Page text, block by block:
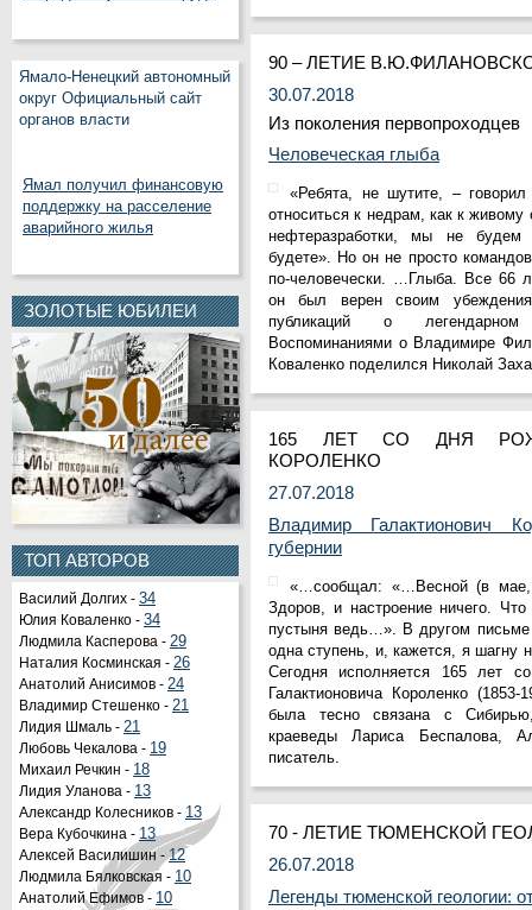
Ямало-Ненецкий автономный
округ Официальный сайт
органов власти
Ямал получил финансовую
поддержку на расселение
аварийного жилья
ЗОЛОТЫЕ ЮБИЛЕИ
ТОП АВТОРОВ
Василий Долгих - 34
Юлия Коваленко - 34
Людмила Касперова - 29
Наталия Косминская - 26
Анатолий Анисимов - 24
Владимир Стешенко - 21
Лидия Шмаль - 21
Любовь Чекалова - 19
Михаил Речкин - 18
Лидия Уланова - 13
Александр Колесников - 13
Вера Кубочкина - 13
Алексей Василишин -12
Людмила Бялковская - 10
Анатолий Ефимов - 10
90 – ЛЕТИЕ
30.07.2018
Из поколения первопроходцев
Человеческая глыба
«Ребята, не шутите, –
относиться к недрам, как к живому
нефтеразработки, мы не
будете». Но он не просто
по-человечески. …Глыба. Все 66
он был верен своим
публикаций о
Воспоминаниями о Владимире
Коваленко поделился Николай
165 ЛЕТ СО ДНЯ
КОРОЛЕНКО
27.07.2018
Владимир Галактионович
губернии
«…сообщал: «…Весной (в
Здоров, и настроение ничего.
пустыня ведь…». В другом
одна ступень, и, кажется, я шагну
Сегодня исполняется 165 лет
Галактионовича Короленко
была тесно связана с
краеведы Лариса Беспалова,
писатель.
70 - ЛЕТИЕ ТЮМЕНСКОЙ
26.07.2018
Легенды тюменской геологии: